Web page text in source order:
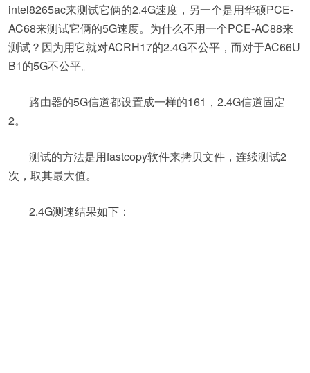
intel8265ac来测试它俩的2.4G速度，另一个是用华硕PCE-
AC68来测试它俩的5G速度。为什么不用一个PCE-AC88来
测试？因为用它就对ACRH17的2.4G不公平，而对于AC66U
B1的5G不公平。
路由器的5G信道都设置成一样的161，2.4G信道固定
2。
测试的方法是用fastcopy软件来拷贝文件，连续测试2
次，取其最大值。
2.4G测速结果如下：